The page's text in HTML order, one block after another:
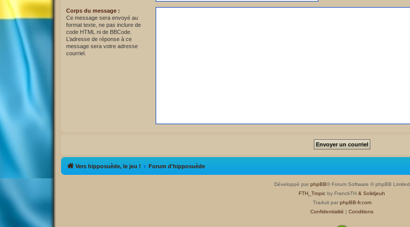
Corps du message :
Ce message sera envoyé au
format texte, ne pas inclure de
code HTML ni de BBCode.
L’adresse de réponse à ce
message sera votre adresse
courriel.
Vers hipposuède, le jeu ! Forum d'hipposuède
Développé par phpBB® Forum Software © phpBB Limited
FTH_Tropic by FranckTH & Solidjeuh
Traduit par phpBB-fr.com
Confidentialité | Conditions